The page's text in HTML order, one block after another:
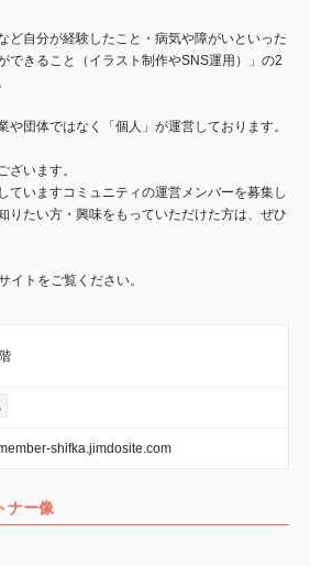
ど自分が経験したこと・病気や障がいといった
できること（イラスト制作やSNS運用）」の2
団体ではなく「個人」が運営しております。
ざいます。
ていますコミュニティの運営メンバーを募集し
りたい方・興味をもっていただけた方は、ぜひ
イトをご覧ください。
shifka.jimdosite.com
ナー像